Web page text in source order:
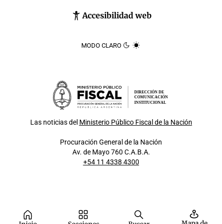
Accesibilidad web
MODO CLARO
DIRECCIÓN DE
COMUNICACIÓN
INSTITUCIONAL
Las noticias del Ministerio Público Fiscal de la Nación
Procuración General de la Nación
Av. de Mayo 760 C.A.B.A.
+54 11 4338 4300